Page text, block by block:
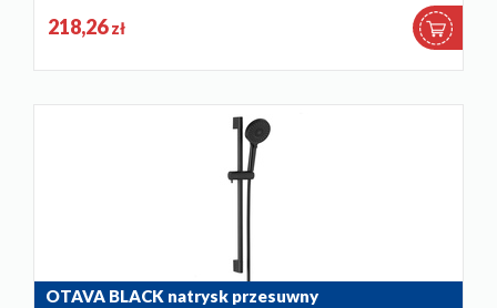
218,26zł
OTAVA BLACK natrysk przesuwny